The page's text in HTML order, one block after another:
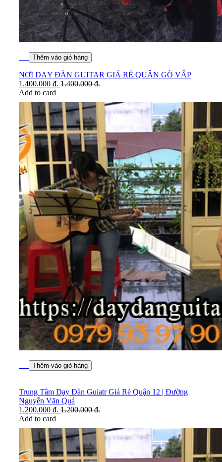
Thêm vào giỏ hàng
NƠI DẠY ĐÀN GUITAR GIÁ RẺ QUẬN GÒ VẤP
1.400.000 đ. 1.400.000đ.
Add to card
Thêm vào giỏ hàng
Trung Tâm Dạy Đàn Guiatr Giá Rẻ Quận 12 | Đường
Nguyễn Văn Quá
1.200.000 đ. 1.200.000đ.
Add to card